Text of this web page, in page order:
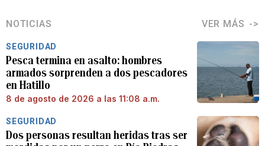
NOTICIAS VER MÁS
SEGURIDAD
Pesca termina en asalto: hombres
armados sorprenden a dos pescadores
en Hatillo
8 de agosto de 2026 a las 11:08 a.m.
SEGURIDAD
Dos personas resultan heridas tras ser